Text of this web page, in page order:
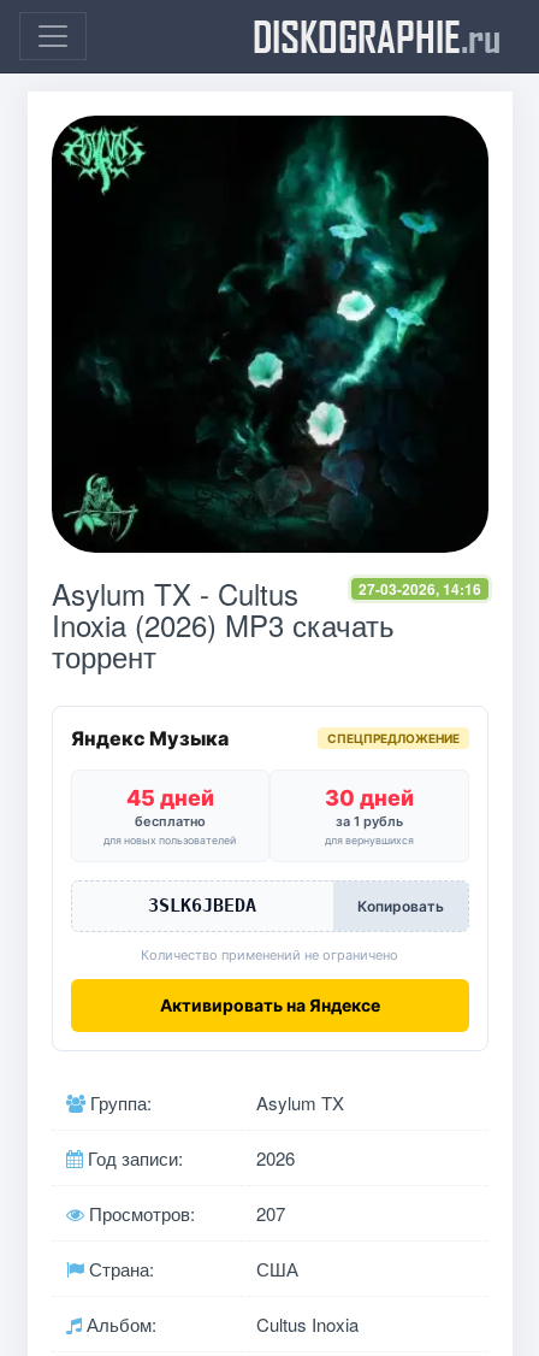
DISKOGRAPHIE.ru
27-03-2026, 14:16
Asylum TX - Cultus
Inoxia (2026) MP3 скачать
торрент
Яндекс Музыка СПЕЦПРЕДЛОЖЕНИЕ
45 дней
бесплатно
для новых пользователей
30 дней
за 1 рубль
для вернувшихся
3SLK6JBEDA Копировать
Количество применений не ограничено
Активировать на Яндексе
Группа: Asylum TX
Год записи: 2026
Просмотров: 207
Страна: США
Альбом: Cultus Inoxia